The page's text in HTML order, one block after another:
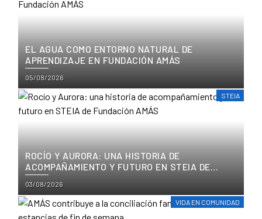
EL AGUA COMO ENTORNO NATURAL DE
APRENDIZAJE EN FUNDACIÓN AMÁS
Posted
on
05/08/2026
STEIA
ROCÍO Y AURORA: UNA HISTORIA DE
ACOMPAÑAMIENTO Y FUTURO EN STEIA DE
FUNDACIÓN AMÁS
Posted
on
03/08/2026
VIDA EN COMUNIDAD